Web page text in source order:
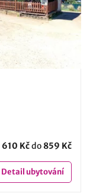
610 Kčdo 859 Kč
Detailubytování